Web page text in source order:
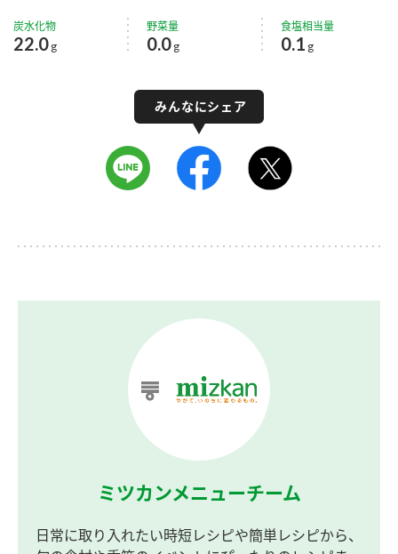
炭水化物
22.0g
野菜量
0.0g
食塩相当量
0.1 g
ミツカンメニューチーム
日常に取り入れたい時短レシピや簡単レシピから、